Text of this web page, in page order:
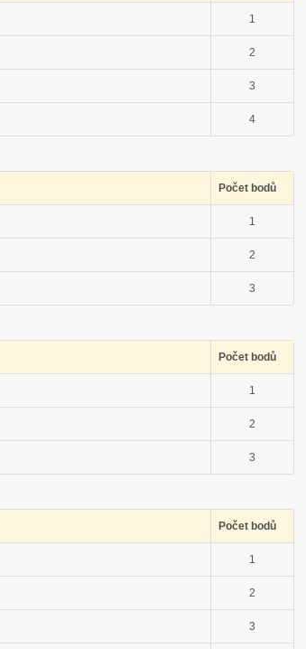
1
2
3
4
Počet bodů
1
2
3
Počet bodů
1
2
3
Počet bodů
1
2
3